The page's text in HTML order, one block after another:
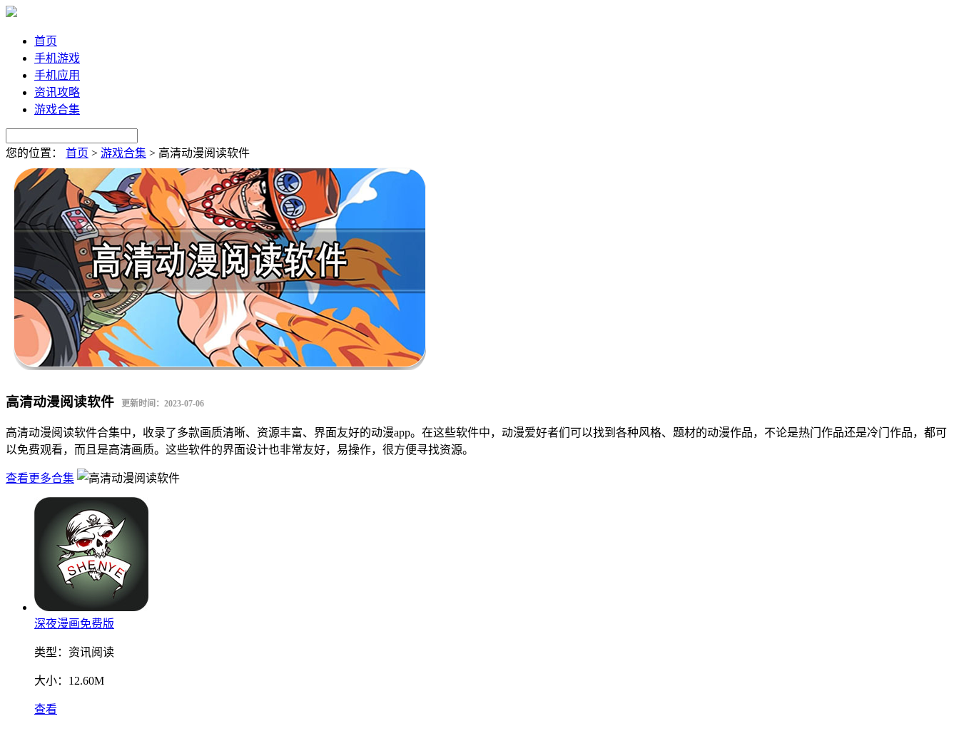
首页
手机游戏
手机应用
资讯攻略
游戏合集
您的位置： 首页 > 游戏合集 > 高清动漫阅读软件
高清动漫阅读软件 更新时间：2023-07-06
高清动漫阅读软件合集中，收录了多款画质清晰、资源丰富、界面友好的动漫app。在这些软件中，动漫爱好者们可以找到各种风格、题材的动漫作品，不论是热门作品还是冷门作品，都可
以免费观看，而且是高清画质。这些软件的界面设计也非常友好，易操作，很方便寻找资源。
查看更多合集
深夜漫画免费版
类型： 资讯阅读
大小： 12.60M
查看